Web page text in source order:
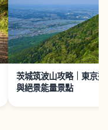
茨城筑波山攻略｜東京近
與絕景能量景點